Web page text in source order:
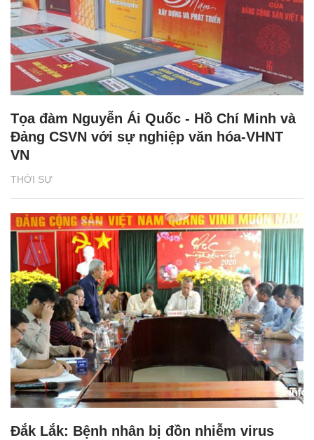
THỜI SỰ
Tọa đàm Nguyễn Ái Quốc - Hồ Chí Minh và
Đảng CSVN với sự nghiệp văn hóa-VHNT
VN
Đắk Lắk: Bệnh nhân bị đồn nhiễm virus